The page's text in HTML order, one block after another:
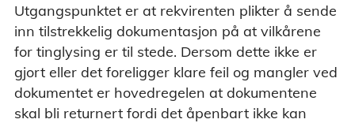
Utgangspunktet er at rekvirenten plikter å sende
inn tilstrekkelig dokumentasjon på at vilkårene
for tinglysing er til stede. Dersom dette ikke er
gjort eller det foreligger klare feil og mangler ved
dokumentet er hovedregelen at dokumentene
skal bli returnert fordi det åpenbart ikke kan